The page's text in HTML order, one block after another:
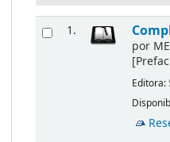
1.
por
Editora: